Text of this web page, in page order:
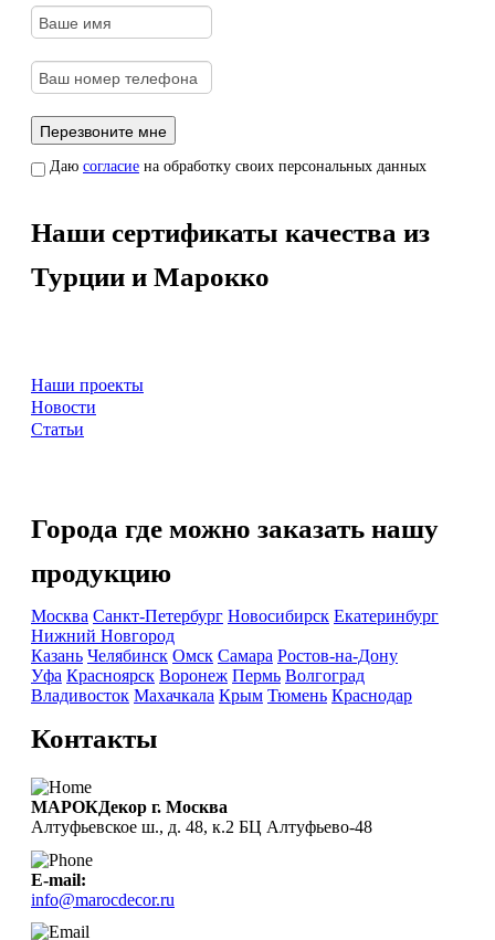
Даю согласие на обработку своих персональных данных
Наши сертификаты качества из
Турции и Марокко
Наши проекты
Новости
Статьи
Города где можно заказать нашу
продукцию
Москва Санкт-Петербург Новосибирск Екатеринбург
Нижний Новгород
Казань Челябинск Омск Самара Ростов-на-Дону
Уфа Красноярск Воронеж Пермь Волгоград
Владивосток Махачкала Крым Тюмень Краснодар
Контакты
МАРОКДекор г. Москва
Алтуфьевское ш., д. 48, к.2 БЦ Алтуфьево-48
E-mail:
info@marocdecor.ru